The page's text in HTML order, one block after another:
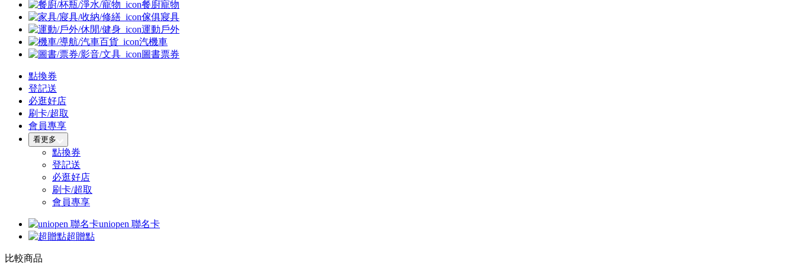
餐廚寵物
傢俱寢具
運動戶外
汽機車
圖書票券
點換券
登記送
必逛好店
刷卡/超取
會員專享
看更多
點換券
登記送
必逛好店
刷卡/超取
會員專享
uniopen 聯名卡
超贈點
比較商品